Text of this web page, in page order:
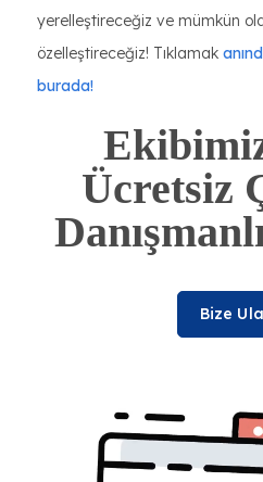
yerelleştireceğiz ve mümkün
özelleştireceğiz! Tıklamak
burada!
Ücretsiz
Bize